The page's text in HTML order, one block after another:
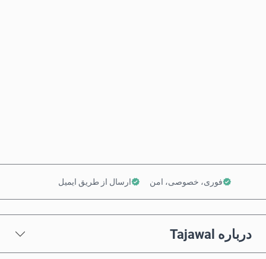
فوری، خصوصی، امن ارسال از طریق ایمیل
درباره Tajawal